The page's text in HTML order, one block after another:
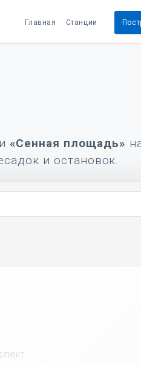
Главная Станции
и «Сенная площадь»
и остановок.